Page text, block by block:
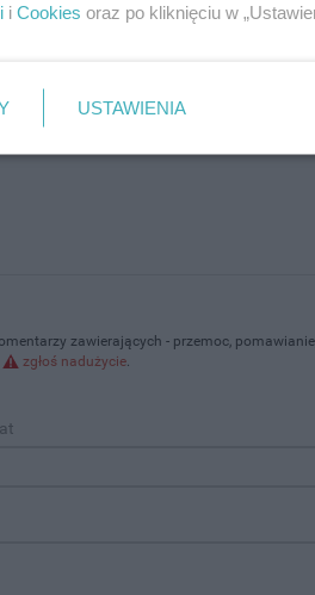
zawierających - przemoc,
zgłoś nadużycie.
i Cookies oraz po kliknięciu w
USTAWIENIA